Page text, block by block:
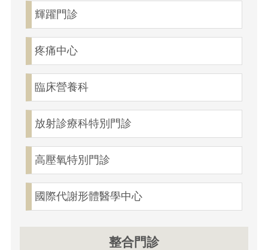
輝躍門診
疼痛中心
臨床營養科
放射診療科特別門診
高壓氧特別門診
國際代謝形體醫學中心
整合門診